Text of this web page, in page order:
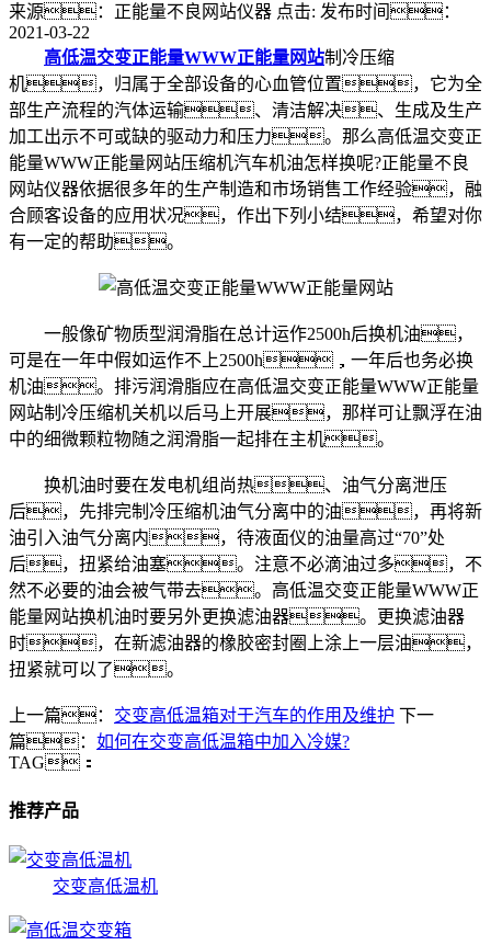
来源：正能量不良网站仪器 点击: 发布时间：
2021-03-22
高低温交变正能量WWW正能量网站制冷压缩
机，归属于全部设备的心血管位置，它为全
部生产流程的汽体运输、清洁解决、生成及生产
加工出示不可或缺的驱动力和压力。那么高低温交变正
能量WWW正能量网站压缩机汽车机油怎样换呢?正能量不良
网站仪器依据很多年的生产制造和市场销售工作经验，融
合顾客设备的应用状况，作出下列小结，希望对你
有一定的帮助。
一般像矿物质型润滑脂在总计运作2500h后换机油，
可是在一年中假如运作不上2500h，一年后也务必换
机油。排污润滑脂应在高低温交变正能量WWW正能量
网站制冷压缩机关机以后马上开展，那样可让飘浮在油
中的细微颗粒物随之润滑脂一起排在主机。
换机油时要在发电机组尚热、油气分离泄压
后，先排完制冷压缩机油气分离中的油，再将新
油引入油气分离内，待液面仪的油量高过“70”处
后，扭紧给油塞。注意不必滴油过多，不
然不必要的油会被气带去。高低温交变正能量WWW正
能量网站换机油时要另外更换滤油器。更换滤油器
时，在新滤油器的橡胶密封圈上涂上一层油，
扭紧就可以了。
上一篇： 交变高低温箱对于汽车的作用及维护 下一
篇： 如何在交变高低温箱中加入冷媒?
TAG：
推荐产品
交变高低温机